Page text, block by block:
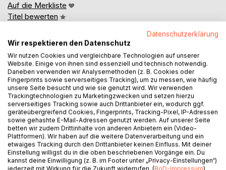
Auf die Merkliste
Titel bewerten
BESCHREIBUNG
di-book - nutritional counseling after TCM syndromes -
Diet recommendations, recipes and food supplements for
supporting the therapy. The recipes help you to cook tasty
dishes. All recipes with cooking instructions, calorie
indications and description of the effect. The foods are
Datenschutzerklärung
Wir respektieren den Datenschutz
Wir nutzen Cookies und vergleichbare Technologien auf unserer
Website. Einige von ihnen sind essenziell und technisch notwendig.
Daneben verwenden wir Analysemethoden (z. B. Cookies oder
Fingerprints sowie serverseitiges Tracking), um zu messen, wie häufig
unsere Seite besucht und wie sie genutzt wird. Wir verwenden
Trackingtechnologien zu Marketingzwecken und setzen hierzu
serverseitiges Tracking sowie auch Drittanbieter ein, wodurch ggf.
geräteübergreifend Cookies, Fingerprints, Tracking-Pixel, IP-Adressen
sowie gehashte E-Mail-Adressen genutzt werden. Auf unserer Seite
betten wir zudem Drittinhalte von anderen Anbietern ein (Video-
Plattformen). Wir haben auf die weitere Datenverarbeitung und ein
etwaiges Tracking durch den Drittanbieter keinen Einfluss. Mit deiner
Einstellung willigst du in die oben beschriebenen Vorgänge ein. Du
kannst deine Einwilligung (z. B. im Footer unter „Privacy-Einstellungen“)
jederzeit mit Wirkung für die Zukunft widerrufen. (BoD-Impressum)